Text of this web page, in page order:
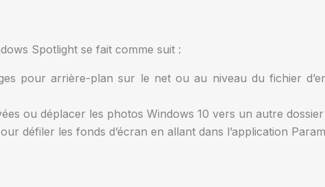
Spotlight se fait comme suit :
pour arrière-plan sur le net ou au niveau du fichier
ou déplacer les photos Windows 10 vers un autre
défiler les fonds d’écran en allant dans l’application